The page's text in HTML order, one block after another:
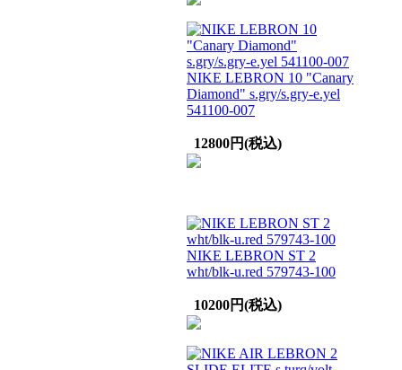
NIKE LEBRON 10 "Canary
Diamond" s.gry/s.gry-e.yel
541100-007
12800円(税込)
NIKE LEBRON ST 2
wht/blk-u.red 579743-100
10200円(税込)